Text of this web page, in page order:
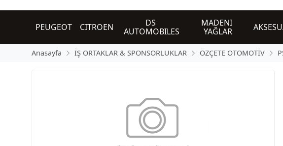
PEUGEOT CITROEN
DS
AUTOMOBILES
MADENI
YAĞLAR
Anasayfa İŞ ORTAKLAR & SPONSORLUKLAR ÖZÇETE OTOMOTİV